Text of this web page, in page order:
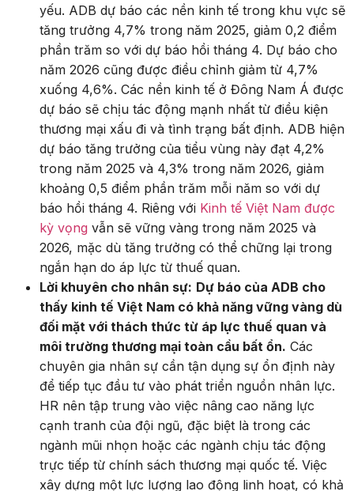
yếu. ADB dự báo các nền kinh tế trong khu vực sẽ
tăng trưởng 4,7% trong năm 2025, giảm 0,2 điểm
phần trăm so với dự báo hồi tháng 4. Dự báo cho
năm 2026 cũng được điều chỉnh giảm từ 4,7%
xuống 4,6%. Các nền kinh tế ở Đông Nam Á được
dự báo sẽ chịu tác động mạnh nhất từ điều kiện
thương mại xấu đi và tình trạng bất định. ADB hiện
dự báo tăng trưởng của tiểu vùng này đạt 4,2%
trong năm 2025 và 4,3% trong năm 2026, giảm
khoảng 0,5 điểm phần trăm mỗi năm so với dự
báo hồi tháng 4. Riêng với Kinh tế Việt Nam được
kỳ vọng vẫn sẽ vững vàng trong năm 2025 và
2026, mặc dù tăng trưởng có thể chững lại trong
ngắn hạn do áp lực từ thuế quan.
Lời khuyên cho nhân sự: Dự báo của ADB cho
thấy kinh tế Việt Nam có khả năng vững vàng dù
đối mặt với thách thức từ áp lực thuế quan và
môi trường thương mại toàn cầu bất ổn. Các
chuyên gia nhân sự cần tận dụng sự ổn định này
để tiếp tục đầu tư vào phát triển nguồn nhân lực.
HR nên tập trung vào việc nâng cao năng lực
cạnh tranh của đội ngũ, đặc biệt là trong các
ngành mũi nhọn hoặc các ngành chịu tác động
trực tiếp từ chính sách thương mại quốc tế. Việc
xây dựng một lực lượng lao động linh hoạt, có khả